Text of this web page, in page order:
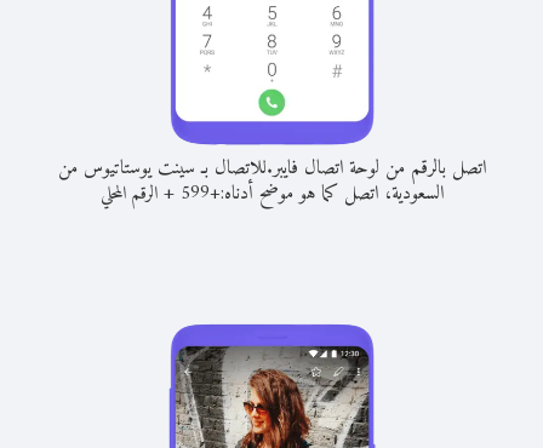
اتصل بالرقم من لوحة اتصال فايبر.للاتصال بـ سينت يوستاتيوس من
السعودية، اتصل كما هو موضح أدناه:+
599
+الرقم المحلي